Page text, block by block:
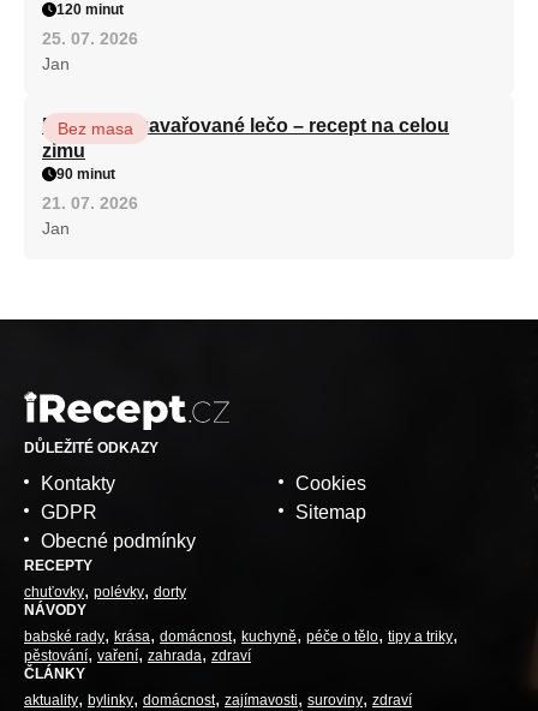
120 minut
25. 07. 2026
Jan
Babiččino zavařované lečo – recept na celou
zimu
Bez masa
90 minut
21. 07. 2026
Jan
DŮLEŽITÉ ODKAZY
Kontakty
GDPR
Obecné podmínky
Cookies
Sitemap
RECEPTY
chuťovky polévky dorty
NÁVODY
babské rady krása domácnost kuchyně péče o tělo tipy a triky
pěstování vaření zahrada
zdraví
ČLÁNKY
aktuality bylinky domácnost zajímavosti suroviny zdraví